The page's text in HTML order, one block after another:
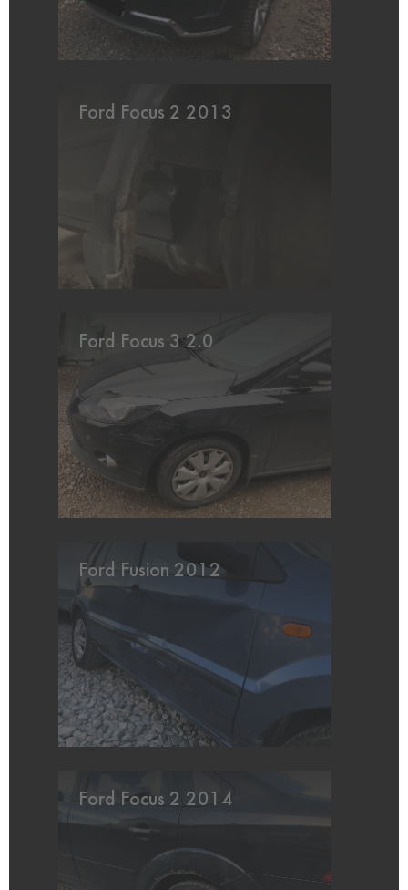
Ford Focus 2 2013
Ford Focus 3 2.0
Ford Fusion 2012
Ford Focus 2 2014